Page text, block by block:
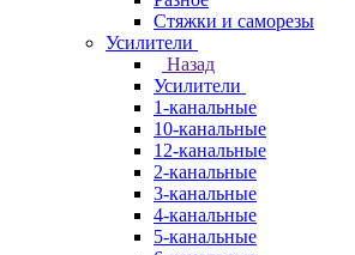
Стяжки и саморезы
Усилители
Назад
Усилители
1-канальные
10-канальные
12-канальные
2-канальные
3-канальные
4-канальные
5-канальные